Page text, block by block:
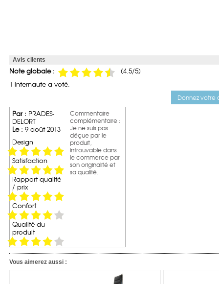
Avis clients
Note globale : (4.5/5)
1 internaute a voté.
Donnez votre
Par : PRADES-
DELORT
Le : 9 août 2013
Design
Satisfaction
Rapport qualité
/ prix
Confort
Qualité du
produit
Commentaire
complémentaire :
Je ne suis pas
déçue par le
produit,
introuvable dans
le commerce par
son originalité et
sa qualité.
Vous aimerez aussi :